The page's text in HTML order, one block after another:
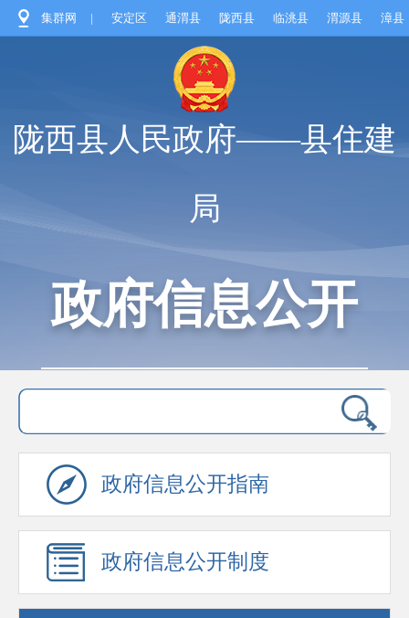
集群网 | 安定区 通渭县 陇西县 临洮县 渭源县 漳县
陇西县人民政府——县住建
局
政府信息公开
政府信息公开指南
政府信息公开制度